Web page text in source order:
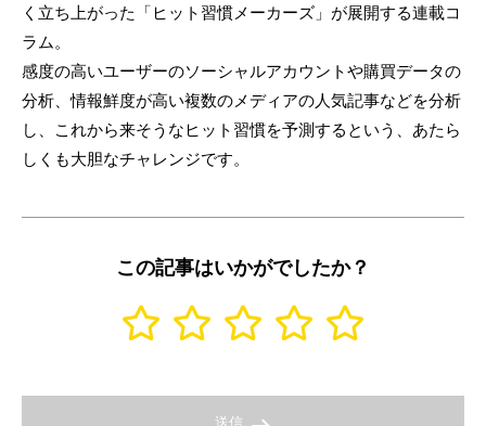
く立ち上がった「ヒット習慣メーカーズ」が展開する連載コ
ラム。
感度の高いユーザーのソーシャルアカウントや購買データの
分析、情報鮮度が高い複数のメディアの人気記事などを分析
し、これから来そうなヒット習慣を予測するという、あたら
しくも大胆なチャレンジです。
この記事はいかがでしたか？
送信